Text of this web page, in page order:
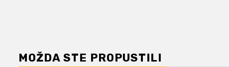
MOŽDA STE PROPUSTILI